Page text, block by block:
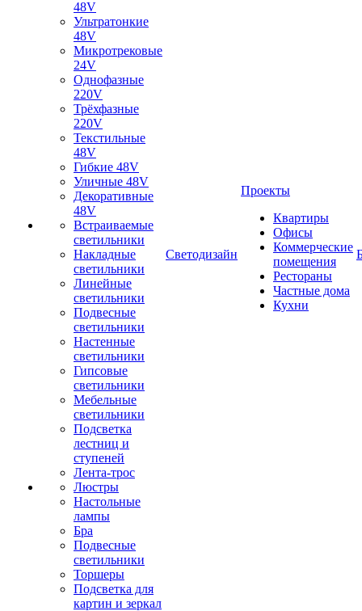
48V
Ультратонкие
48V
Микротрековые
24V
Однофазные
220V
Трёхфазные
220V
Текстильные
48V
Гибкие 48V
Уличные 48V
Декоративные
48V
Встраиваемые
светильники
Накладные
светильники
Линейные
светильники
Подвесные
светильники
Настенные
светильники
Гипсовые
светильники
Мебельные
светильники
Подсветка
лестниц и
ступеней
Лента-трос
Люстры
Настольные
лампы
Бра
Подвесные
светильники
Торшеры
Подсветка для
картин и зеркал
Светодизайн
Проекты
Квартиры
Офисы
Коммерческие
помещения
Рестораны
Частные дома
Кухни